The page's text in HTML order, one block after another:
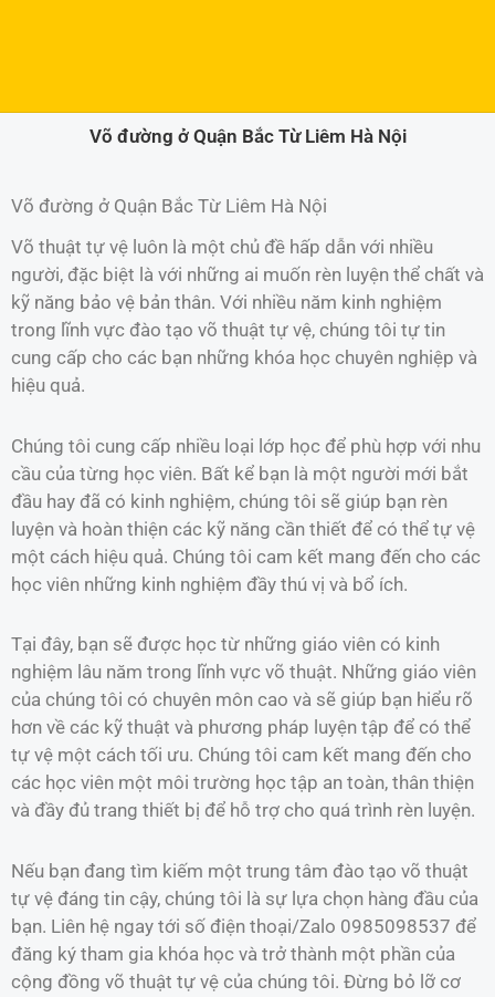
Võ đường ở Quận Bắc Từ Liêm Hà Nội
Võ đường ở Quận Bắc Từ Liêm Hà Nội
Võ thuật tự vệ luôn là một chủ đề hấp dẫn với nhiều
người, đặc biệt là với những ai muốn rèn luyện thể chất và
kỹ năng bảo vệ bản thân. Với nhiều năm kinh nghiệm
trong lĩnh vực đào tạo võ thuật tự vệ, chúng tôi tự tin
cung cấp cho các bạn những khóa học chuyên nghiệp và
hiệu quả.
Chúng tôi cung cấp nhiều loại lớp học để phù hợp với nhu
cầu của từng học viên. Bất kể bạn là một người mới bắt
đầu hay đã có kinh nghiệm, chúng tôi sẽ giúp bạn rèn
luyện và hoàn thiện các kỹ năng cần thiết để có thể tự vệ
một cách hiệu quả. Chúng tôi cam kết mang đến cho các
học viên những kinh nghiệm đầy thú vị và bổ ích.
Tại đây, bạn sẽ được học từ những giáo viên có kinh
nghiệm lâu năm trong lĩnh vực võ thuật. Những giáo viên
của chúng tôi có chuyên môn cao và sẽ giúp bạn hiểu rõ
hơn về các kỹ thuật và phương pháp luyện tập để có thể
tự vệ một cách tối ưu. Chúng tôi cam kết mang đến cho
các học viên một môi trường học tập an toàn, thân thiện
và đầy đủ trang thiết bị để hỗ trợ cho quá trình rèn luyện.
Nếu bạn đang tìm kiếm một trung tâm đào tạo võ thuật
tự vệ đáng tin cậy, chúng tôi là sự lựa chọn hàng đầu của
bạn. Liên hệ ngay tới số điện thoại/Zalo 0985098537 để
đăng ký tham gia khóa học và trở thành một phần của
cộng đồng võ thuật tự vệ của chúng tôi. Đừng bỏ lỡ cơ